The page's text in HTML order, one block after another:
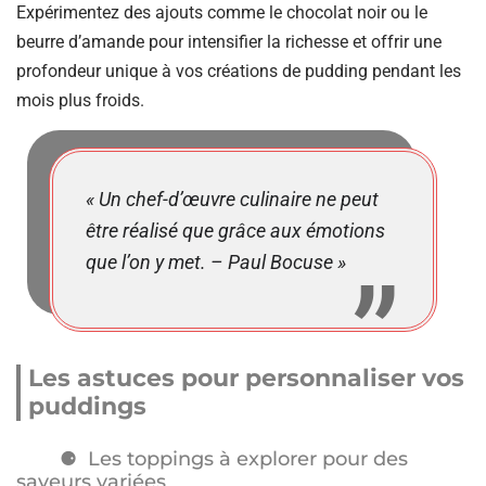
Expérimentez des ajouts comme le chocolat noir ou le
beurre d’amande pour intensifier la richesse et offrir une
profondeur unique à vos créations de pudding pendant les
mois plus froids.
« Un chef-d’œuvre culinaire ne peut
être réalisé que grâce aux émotions
que l’on y met. – Paul Bocuse »
Les astuces pour personnaliser vos
puddings
Les toppings à explorer pour des
saveurs variées